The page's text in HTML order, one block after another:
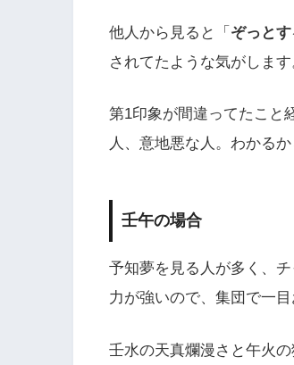
他人から見ると「 ぞっと
されてたような気がしま
第1印象が間違ってたこと
人、意地悪な人。わかる
壬午の場合
予知夢を見る人が多く、
力が強いので、集団で一
壬水の天真爛漫さと午火